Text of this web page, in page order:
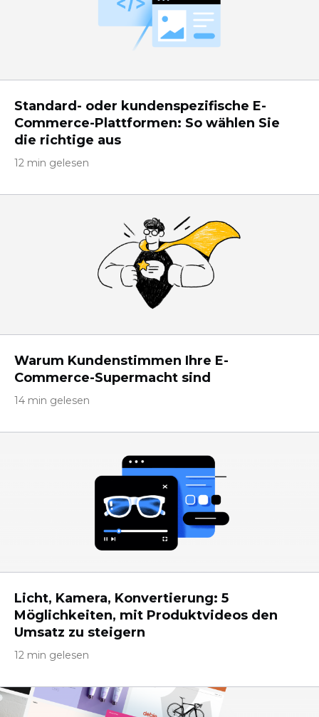
Standard- oder kundenspezifische E-
Commerce-Plattformen: So wählen Sie
die richtige aus
12 min gelesen
Warum Kundenstimmen Ihre E-
Commerce-Supermacht sind
14 min gelesen
Licht, Kamera, Konvertierung: 5
Möglichkeiten, mit Produktvideos den
Umsatz zu steigern
12 min gelesen